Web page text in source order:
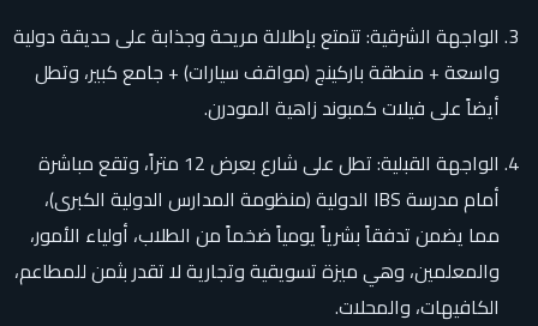
الواجهة الشرقية: تتمتع بإطلالة مريحة وجذابة على حديقة دولية
واسعة + منطقة باركينج (مواقف سيارات) + جامع كبير، وتطل
أيضاً على فيلات كمبوند زاهية المودرن.
الواجهة القبلية: تطل على شارع بعرض 12 متراً، وتقع مباشرة
أمام مدرسة IBS الدولية (منظومة المدارس الدولية الكبرى)،
مما يضمن تدفقاً بشرياً يومياً ضخماً من الطلاب، أولياء الأمور،
والمعلمين، وهي ميزة تسويقية وتجارية لا تقدر بثمن للمطاعم،
الكافيهات، والمحلات.